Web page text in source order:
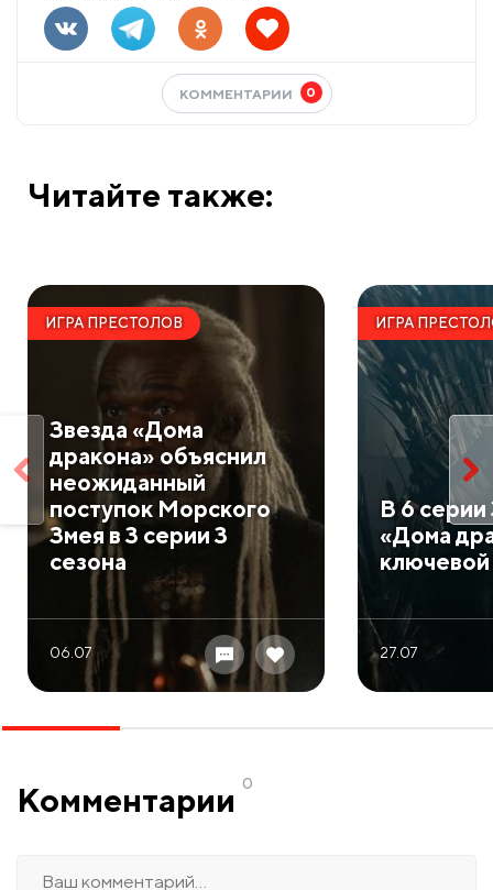
КОММЕНТАРИИ 0
Читайте также:
ИГРА ПРЕСТОЛОВ
Звезда «Дома
дракона» объяснил
неожиданный
поступок Морского
Змея в 3 серии 3
сезона
06.07
ИГРА
В 6 серии
«Дома
27.07
Комментарии 0